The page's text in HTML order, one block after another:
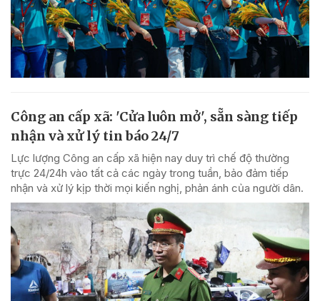
Công an cấp xã: 'Cửa luôn mở', sẵn sàng tiếp
nhận và xử lý tin báo 24/7
Lực lượng Công an cấp xã hiện nay duy trì chế độ thường
trực 24/24h vào tất cả các ngày trong tuần, bảo đảm tiếp
nhận và xử lý kịp thời mọi kiến nghị, phản ánh của người dân.